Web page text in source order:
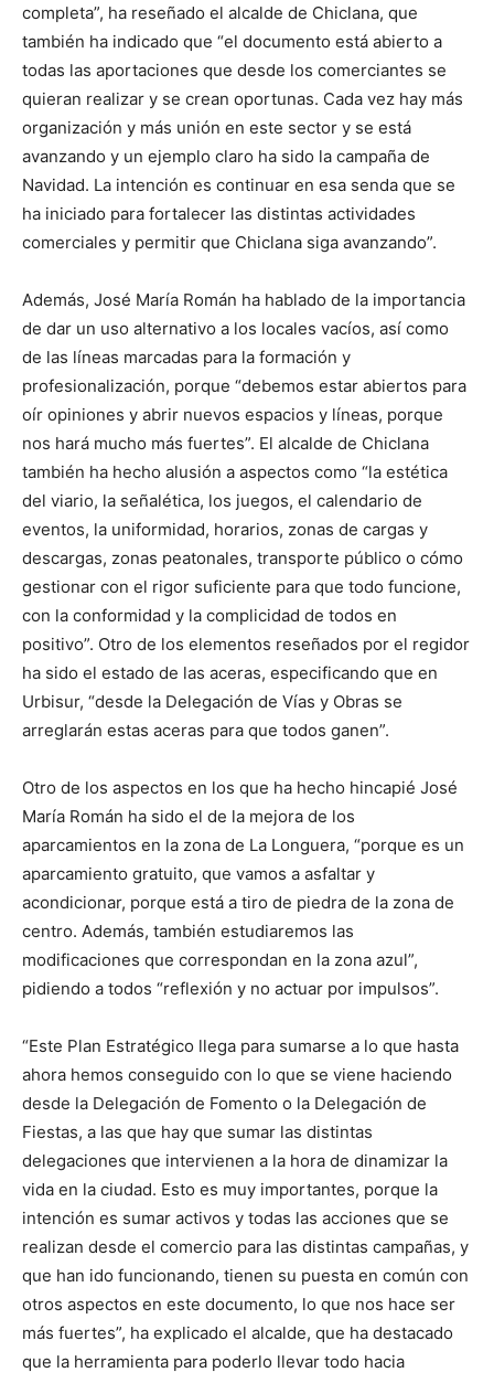
completa”, ha reseñado el alcalde de Chiclana, que
también ha indicado que “el documento está abierto a
todas las aportaciones que desde los comerciantes se
quieran realizar y se crean oportunas. Cada vez hay más
organización y más unión en este sector y se está
avanzando y un ejemplo claro ha sido la campaña de
Navidad. La intención es continuar en esa senda que se
ha iniciado para fortalecer las distintas actividades
comerciales y permitir que Chiclana siga avanzando”.
Además, José María Román ha hablado de la importancia
de dar un uso alternativo a los locales vacíos, así como
de las líneas marcadas para la formación y
profesionalización, porque “debemos estar abiertos para
oír opiniones y abrir nuevos espacios y líneas, porque
nos hará mucho más fuertes”. El alcalde de Chiclana
también ha hecho alusión a aspectos como “la estética
del viario, la señalética, los juegos, el calendario de
eventos, la uniformidad, horarios, zonas de cargas y
descargas, zonas peatonales, transporte público o cómo
gestionar con el rigor suficiente para que todo funcione,
con la conformidad y la complicidad de todos en
positivo”. Otro de los elementos reseñados por el regidor
ha sido el estado de las aceras, especificando que en
Urbisur, “desde la Delegación de Vías y Obras se
arreglarán estas aceras para que todos ganen”.
Otro de los aspectos en los que ha hecho hincapié José
María Román ha sido el de la mejora de los
aparcamientos en la zona de La Longuera, “porque es un
aparcamiento gratuito, que vamos a asfaltar y
acondicionar, porque está a tiro de piedra de la zona de
centro. Además, también estudiaremos las
modificaciones que correspondan en la zona azul”,
pidiendo a todos “reflexión y no actuar por impulsos”.
“Este Plan Estratégico llega para sumarse a lo que hasta
ahora hemos conseguido con lo que se viene haciendo
desde la Delegación de Fomento o la Delegación de
Fiestas, a las que hay que sumar las distintas
delegaciones que intervienen a la hora de dinamizar la
vida en la ciudad. Esto es muy importantes, porque la
intención es sumar activos y todas las acciones que se
realizan desde el comercio para las distintas campañas, y
que han ido funcionando, tienen su puesta en común con
otros aspectos en este documento, lo que nos hace ser
más fuertes”, ha explicado el alcalde, que ha destacado
que la herramienta para poderlo llevar todo hacia